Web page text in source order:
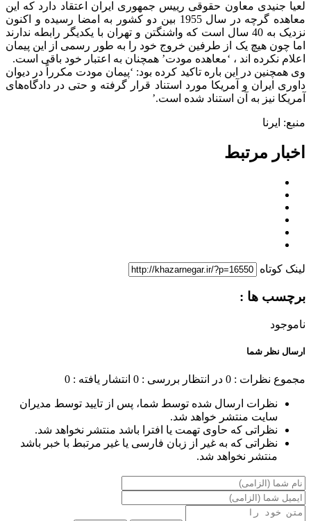
لعیا جنیدی معاون حقوقی رییس جمهوری ایران اعتقاد دارد که این
معاهده گرچه در سال 1955 بین دو کشور به امضا رسیده و اکنون
نزدیک به 40 سال است که واشنگتن و تهران با یکدیگر رابطه ندارند
اما چون هیچ یک از طرفین خروج خود را به طور رسمی از این پیمان
اعلام نکرده اند ، ‘معاهده مودت’ همچنان به اعتبار خود باقی است.
وی همچنین در این باره تاکید کرده بود: ‘پیمان مودت مکرراً در دیوان
داوری ایران و آمریکا مورد استناد قرار گرفته و حتی در دادگاه‌های
آمریکا نیز به آن استناد شده است.’
منبع: ایرنا
اخبار مرتبط
لینک کوتاه
برچسب ها :
ناموجود
ارسال نظر شما
مجموع نظرات : 0 در انتظار بررسی : 0 انتشار یافته : 0
نظرات ارسال شده توسط شما، پس از تایید توسط مدیران
سایت منتشر خواهد شد.
نظراتی که حاوی تهمت یا افترا باشد منتشر نخواهد شد.
نظراتی که به غیر از زبان فارسی یا غیر مرتبط با خبر باشد
منتشر نخواهد شد.